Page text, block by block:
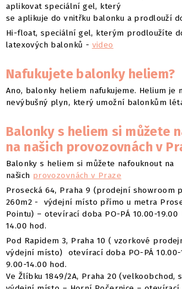
aplikovat speciální gel, který
se aplikuje do vnitřku balonku a prodlouží
Hi-float, speciální gel, kterým prodloužíte
latexových balonků - video
Nafukujete balonky heliem?
Ano, balonky heliem nafukujeme. Helium je
nevýbušný plyn, který umožní balonkům
Balonky s heliem si můžete
na našich provozovnách v
Balonky s heliem si můžete nafouknout na
našich provozovnách v Praze
Prosecká 64, Praha 9 (prodejní showroom
260m2 - výdejní místo přímo u metra
Pointu) – otevírací doba PO-PÁ 10.00-
14.00 hod.
Pod Rapidem 3, Praha 10 ( vzorkové
výdejní místo) otevírací doba PO-PÁ 10.00-
9.00-14.00 hod.
Ve Žlíbku 1849/2A, Praha 20 (velkoobchod,